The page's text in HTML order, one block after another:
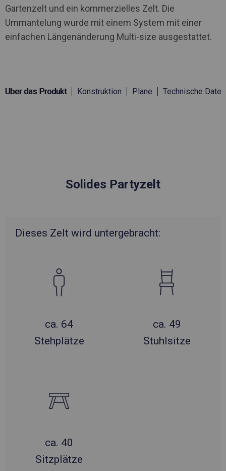
Gartenzelt und ein kommerzielles Zelt. Die
Ummantelung wurde mit einem System mit einer
einfachen Längenänderung Multi-size ausgestattet.
Über das Produkt Konstruktion Plane Technische Daten
Solides Partyzelt
Dieses Zelt wird untergebracht:
ca. 64
Stehplätze
ca. 49
Stuhlsitze
ca. 40
Sitzplätze